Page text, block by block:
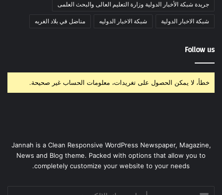
جريدة شبكة الأخبار الدولية وزارة التعليم العالى والبحث العلمى
شبكة الاخبار الدولية شبكة الاخبار الدوليه مناضل في بلاد الغربه
Follow us
خطأ، لا يمكن الحصول على تغريدات، معلومات الحساب غير صحيحة.
Jannah is a Clean Responsive WordPress Newspaper, Magazine,
News and Blog theme. Packed with options that allow you to
completely customize your website to your needs.